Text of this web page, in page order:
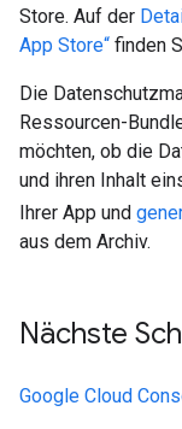
Store. Auf der
App Store“ finden
Die
Ressourcen-
möchten, ob die
und ihren Inhalt
Ihrer App und
aus dem Archiv.
Nächste
Google Cloud